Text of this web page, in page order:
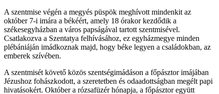
A szentmise végén a megyés püspök meghívott mindenkit az
október 7-i imára a békéért, amely 18 órakor kezdődik a
székesegyházban a város papságával tartott szentmisével.
Csatlakozva a Szentatya felhívásához, ez egyházmegye minden
plébániáján imádkoznak majd, hogy béke legyen a családokban, az
emberek szívében.
A szentmisét követő közös szentségimádáson a főpásztor imájában
Jézushoz fohászkodott, a szeretetben és odaadottságban megélt papi
hivatásokért. Október a rózsafüzér hónapja, a főpásztor együtt